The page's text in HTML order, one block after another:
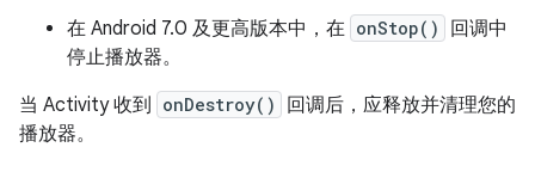
在 Android 7.0 及更高版本中，在 onStop()
回调中
停止播放器。
当 Activity 收到
onDestroy()
回调后，应释放并清理您的
播放器。